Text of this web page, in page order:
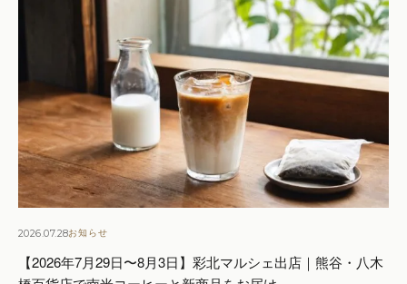
2026.07.28お知らせ
【2026年7月29日〜8月3日】彩北マルシェ出店｜熊谷・八木